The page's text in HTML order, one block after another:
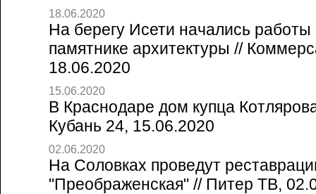
18.06.2020
На берегу Исети начались
памятнике архитектуры //
18.06.2020
15.06.2020
В Краснодаре дом купца
Кубань 24, 15.06.2020
02.06.2020
На Соловках проведут
"Преображенская" // Питер ТВ,